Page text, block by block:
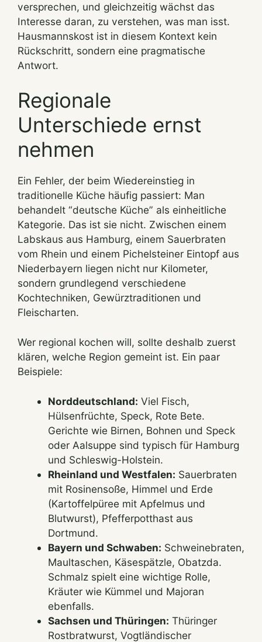
versprechen, und gleichzeitig wächst das
Interesse daran, zu verstehen, was man isst.
Hausmannskost ist in diesem Kontext kein
Rückschritt, sondern eine pragmatische
Antwort.
Regionale
Unterschiede ernst
nehmen
Ein Fehler, der beim Wiedereinstieg in
traditionelle Küche häufig passiert: Man
behandelt “deutsche Küche” als einheitliche
Kategorie. Das ist sie nicht. Zwischen einem
Labskaus aus Hamburg, einem Sauerbraten
vom Rhein und einem Pichelsteiner Eintopf aus
Niederbayern liegen nicht nur Kilometer,
sondern grundlegend verschiedene
Kochtechniken, Gewürztraditionen und
Fleischarten.
Wer regional kochen will, sollte deshalb zuerst
klären, welche Region gemeint ist. Ein paar
Beispiele:
Norddeutschland: Viel Fisch,
Hülsenfrüchte, Speck, Rote Bete.
Gerichte wie Birnen, Bohnen und Speck
oder Aalsuppe sind typisch für Hamburg
und Schleswig-Holstein.
Rheinland und Westfalen: Sauerbraten
mit Rosinensoße, Himmel und Erde
(Kartoffelpüree mit Apfelmus und
Blutwurst), Pfefferpotthast aus
Dortmund.
Bayern und Schwaben: Schweinebraten,
Maultaschen, Käsespätzle, Obatzda.
Schmalz spielt eine wichtige Rolle,
Kräuter wie Kümmel und Majoran
ebenfalls.
Sachsen und Thüringen: Thüringer
Rostbratwurst, Vogtländischer